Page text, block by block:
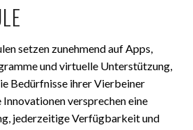
setzen zunehmend auf Apps,
und virtuelle Unterstützung,
Bedürfnisse ihrer Vierbeiner
Innovationen versprechen eine
jederzeitige Verfügbarkeit und